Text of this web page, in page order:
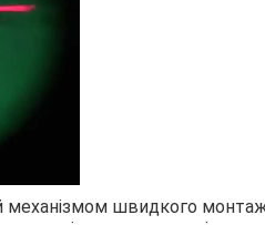
механізмом швидкого